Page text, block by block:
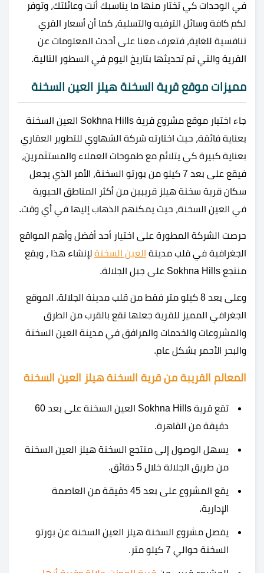
في الوحدات كي تختار منها ما يناسبك أنت وعائلتك، وتوفر
لكم كافة وسائل الترفيه والتسلية، كما أن أسعار القري
تنافسية للغاية، فتعرف معنا على أحدث المعلومات عن
القرية والتي تم تحديثها بتاريخ اليوم في السطور التالية.
مميزات موقع قرية السخنة هيلز العين السخنة
جاء اختيار موقع مشروع قرية Sokhna Hills العين السخنة
بعناية فائقة، حيث اختارته شركة الشهاوي للتطوير العقاري
بعناية كبيرة كي يتلائم مع طموحات العملاء والمستثمرين،
فيقع على بعد 7 كيلو من بورتو السخنة، الأمر الذي يجعل
سكان قرية سخنة هيلز قريبين من أكثر المناطق الحيوية
في العين السخنة، حيث يمكنهم الذهاب إليها في أي وقت.
حرصت الشركة المطورة على اختيار أحد أفضل وأهم المواقع
الجغرافية في قلب مدينة العين السخنة لإنشاء هذا ، ويقع
منتجع Sokhna Hills على جبل الجلالة.
وعلى بعد 8 كيلو متر فقط من قلب مدينة الجلالة. الموقع
الجغرافي المميز للقرية جعلها تقع بالقرب من الطرق
والمشروعات والخدمات والمرافق في مدينة العين السخنة
والبحر الأحمر بشكل عام.
المعالم القريبة من قرية السخنة هيلز العين السخنة
تقع قرية Sokhna Hills العين السخنة على بعد 60
دقيقة من القاهرة.
يسهل الوصول إلى منتجع السخنة هيلز العين السخنة
من طريق الجلالة خلال 5 دقائق.
يقع المشروع على بعد 45 دقيقة من العاصمة
الإدارية.
يفصل مشروع السخنة هيلز العين السخنة عن بورتو
السخنة حوالي 7 كيلو متر.